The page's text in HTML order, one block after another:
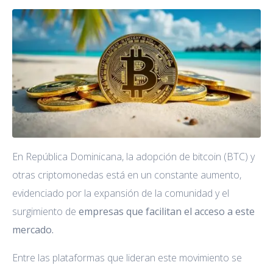
En República Dominicana, la adopción de bitcoin (BTC) y
otras criptomonedas está en un constante aumento,
evidenciado por la expansión de la comunidad y el
surgimiento de empresas que facilitan el acceso a este
mercado.
Entre las plataformas que lideran este movimiento se